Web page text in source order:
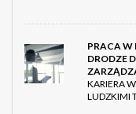
PRACA W
DRODZE
KARIERA
LUDZKIMI